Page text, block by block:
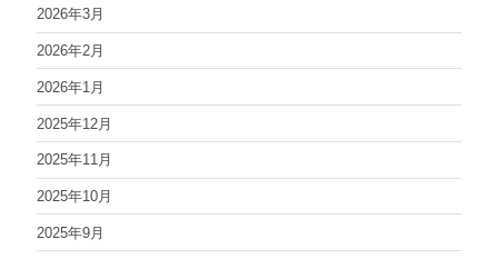
2026年3月
2026年2月
2026年1月
2025年12月
2025年11月
2025年10月
2025年9月